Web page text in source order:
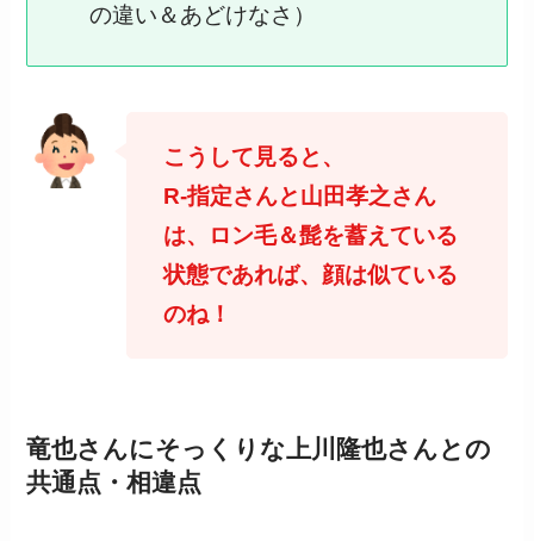
の違い＆あどけなさ）
こうして見ると、
R-指定さんと山田孝之さん
は、ロン毛＆髭を蓄えている
状態であれば、顔は似ている
のね！
竜也さんにそっくりな上川隆也さんとの
共通点・相違点